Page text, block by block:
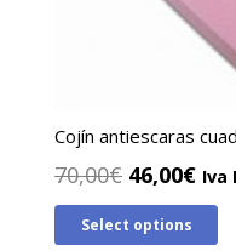
Cojín antiescaras
70,00€ El
precio
original
46,00€ElIva
Select options